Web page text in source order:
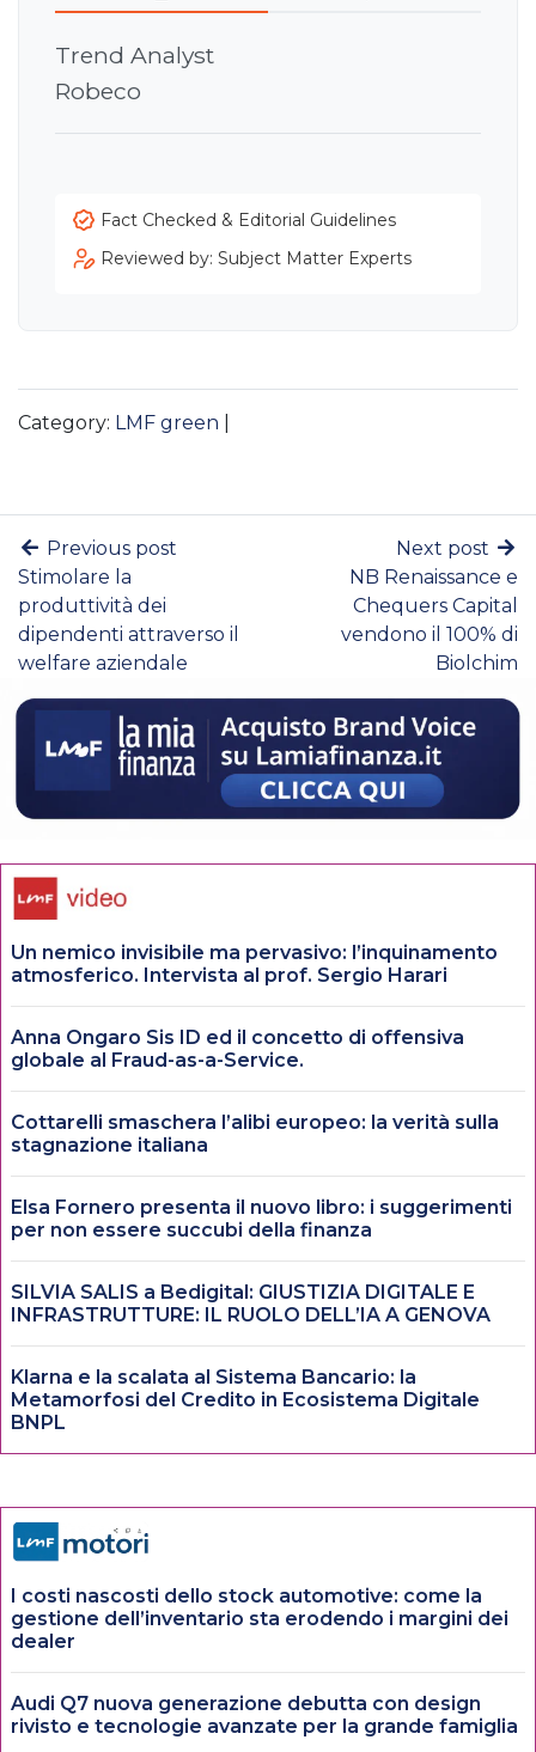
Trend Analyst
Robeco
Fact Checked & Editorial Guidelines
Reviewed by: Subject Matter Experts
Category: LMF green
Previous post
Stimolare la
produttività dei
dipendenti attraverso il
welfare aziendale
Next post
NB Renaissance e
Chequers Capital
vendono il 100% di
Biolchim
Un nemico invisibile ma pervasivo: l’inquinamento
atmosferico. Intervista al prof. Sergio Harari
Anna Ongaro Sis ID ed il concetto di offensiva
globale al Fraud-as-a-Service.
Cottarelli smaschera l’alibi europeo: la verità sulla
stagnazione italiana
Elsa Fornero presenta il nuovo libro: i suggerimenti
per non essere succubi della finanza
SILVIA SALIS a Bedigital: GIUSTIZIA DIGITALE E
INFRASTRUTTURE: IL RUOLO DELL’IA A GENOVA
Klarna e la scalata al Sistema Bancario: la
Metamorfosi del Credito in Ecosistema Digitale
BNPL
I costi nascosti dello stock automotive: come la
gestione dell’inventario sta erodendo i margini dei
dealer
Audi Q7 nuova generazione debutta con design
rivisto e tecnologie avanzate per la grande famiglia